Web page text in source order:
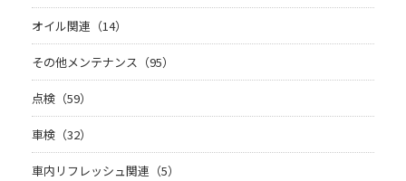
オイル関連（14）
その他メンテナンス（95）
点検（59）
車検（32）
車内リフレッシュ関連（5）